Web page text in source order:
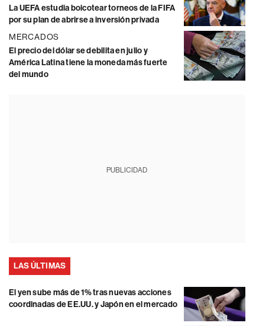
La UEFA estudia boicotear torneos de la FIFA
por su plan de abrirse a inversión privada
MERCADOS
El precio del dólar se debilita en julio y
América Latina tiene la moneda más fuerte
del mundo
PUBLICIDAD
LAS ÚLTIMAS
El yen sube más de 1% tras nuevas acciones
coordinadas de EE.UU. y Japón en el mercado